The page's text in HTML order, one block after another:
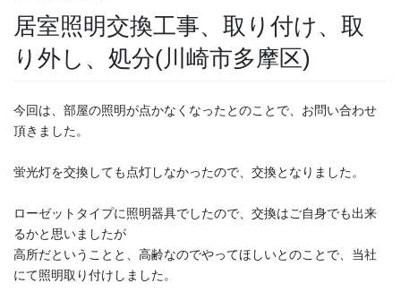
居室照明交換工事、取り付け、取
り外し、処分(川崎市多摩区)
今回は、部屋の照明が点かなくなったとのことで、お問い合わせ
頂きました。
蛍光灯を交換しても点灯しなかったので、交換となりました。
ローゼットタイプに照明器具でしたので、交換はご自身でも出来
るかと思いましたが
高所だということと、高齢なのでやってほしいとのことで、当社
にて照明取り付けしました。